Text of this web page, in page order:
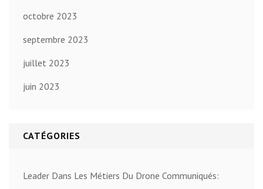
octobre 2023
septembre 2023
juillet 2023
juin 2023
CATÉGORIES
Leader Dans Les Métiers Du Drone Communiqués: